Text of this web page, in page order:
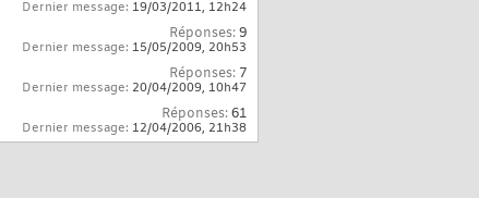
Dernier message: 19/03/2011, 12h24
Réponses:9
Dernier message: 15/05/2009, 20h53
Réponses: 7
Dernier message: 20/04/2009, 10h47
Réponses:61
Dernier message: 12/04/2006, 21h38